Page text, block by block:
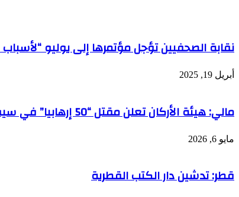
نقابة الصحفيين تؤجل مؤتمرها إلى يوليو
أبريل 19, 2025
مالي: هيئة الأركان تعلن مقتل “50 إرهابيا” في سيفاري
مايو 6, 2026
قطر: تدشين دار الكتب القطرية